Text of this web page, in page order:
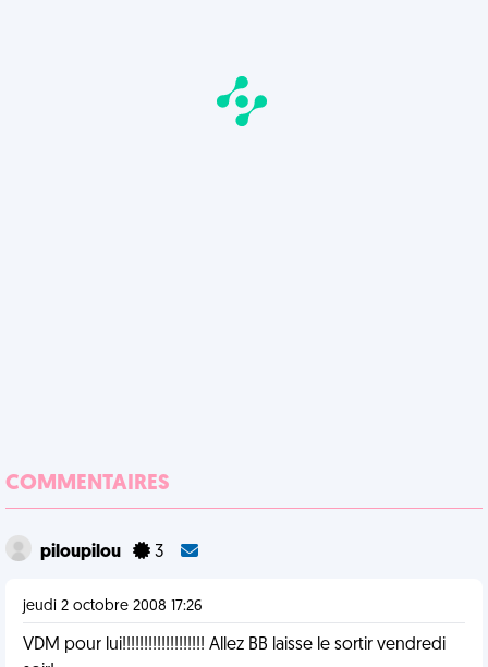
COMMENTAIRES
piloupilou 3
jeudi 2 octobre 2008 17:26
VDM pour lui!!!!!!!!!!!!!!!!!!! Allez BB laisse le sortir vendredi